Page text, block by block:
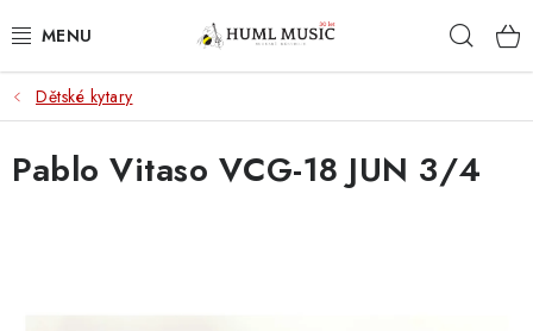
na
KYTARY
UKULELE
Dětské kytary
Pablo Vitaso VCG-18 JUN 3/4